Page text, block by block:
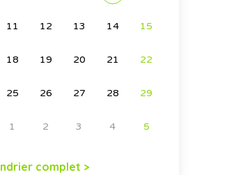
11 12 13 14 15
18 19 20 21 22
25 26 27 28 29
1 2 3 4 5
complet >